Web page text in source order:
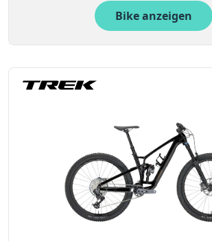
Bike anzeigen